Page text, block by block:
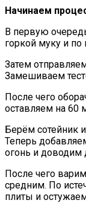
Начинаем
В первую
горкой муку и по
Затем
Замешиваем
После чего
оставляем на 60
Берём сотейник
Теперь
огонь и доводим
После чего
средним. По
плиты и